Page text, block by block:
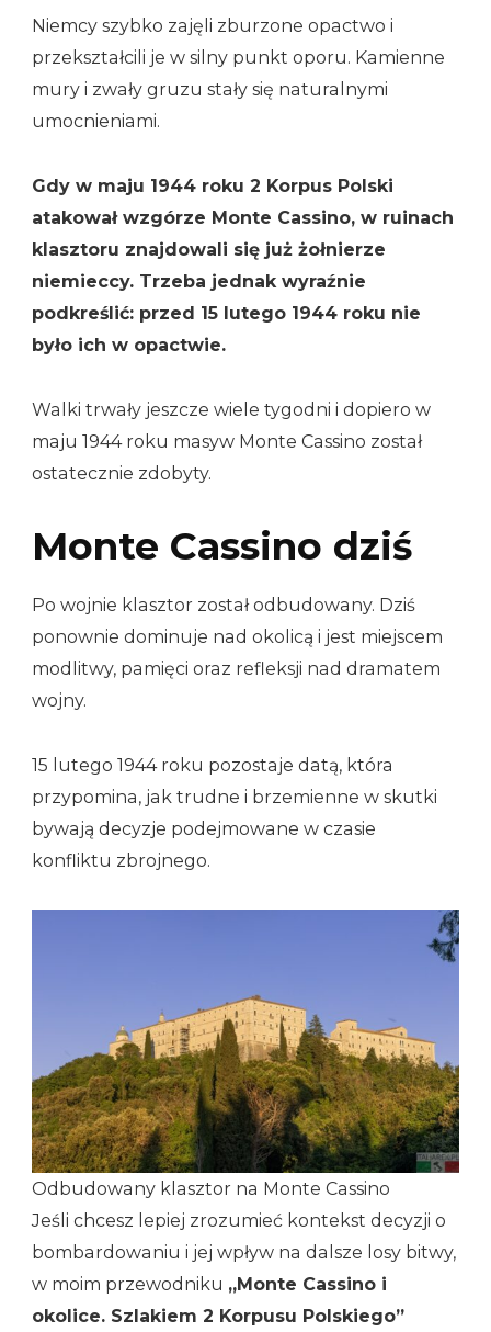
Niemcy szybko zajęli zburzone opactwo i
przekształcili je w silny punkt oporu. Kamienne
mury i zwały gruzu stały się naturalnymi
umocnieniami.
Gdy w maju 1944 roku 2 Korpus Polski
atakował wzgórze Monte Cassino, w ruinach
klasztoru znajdowali się już żołnierze
niemieccy. Trzeba jednak wyraźnie
podkreślić: przed 15 lutego 1944 roku nie
było ich w opactwie.
Walki trwały jeszcze wiele tygodni i dopiero w
maju 1944 roku masyw Monte Cassino został
ostatecznie zdobyty.
Monte Cassino dziś
Po wojnie klasztor został odbudowany. Dziś
ponownie dominuje nad okolicą i jest miejscem
modlitwy, pamięci oraz refleksji nad dramatem
wojny.
15 lutego 1944 roku pozostaje datą, która
przypomina, jak trudne i brzemienne w skutki
bywają decyzje podejmowane w czasie
konfliktu zbrojnego.
Odbudowany klasztor na Monte Cassino
Jeśli chcesz lepiej zrozumieć kontekst decyzji o
bombardowaniu i jej wpływ na dalsze losy bitwy,
w moim przewodniku „Monte Cassino i
okolice. Szlakiem 2 Korpusu Polskiego”